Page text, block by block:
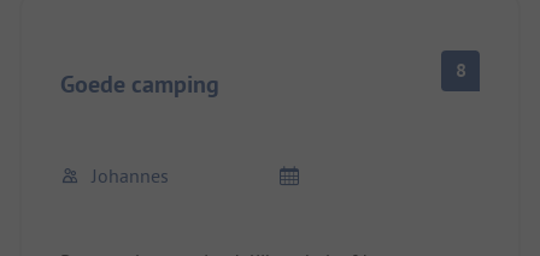
Goede camping 8
Johannes